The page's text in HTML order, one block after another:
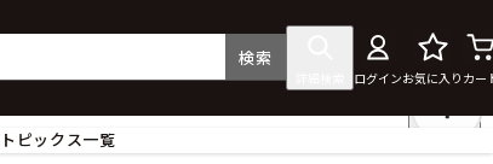
検索
ログインお気に入り カー
トピックス一覧